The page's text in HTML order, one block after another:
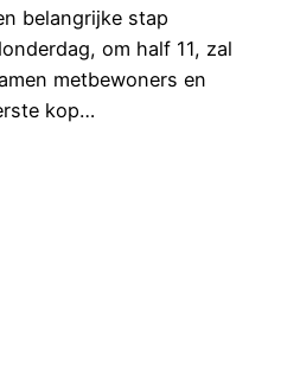
belangrijke stap
om half 11, zal
metbewoners en
kop…